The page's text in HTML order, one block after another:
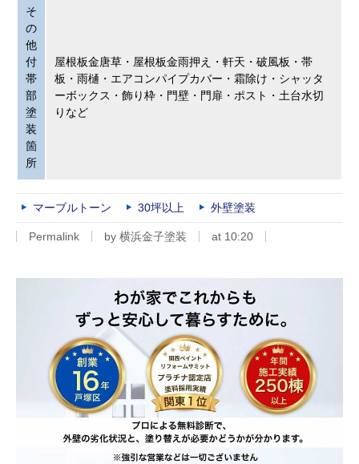
そ
の
他
付
帯
部
塗
装
箇
所
屋根板金唐草・屋根板金雨押え・軒天・破風板・帯
板・雨樋・エアコンパイプカバー・霜除け・シャッタ
ーボックス・飾り枠・門壁・門扉・ポスト・土台水切
りなど
マーブルトーン 30坪以上 外壁塗装
Permalink by 横浜金子塗装 at 10:20